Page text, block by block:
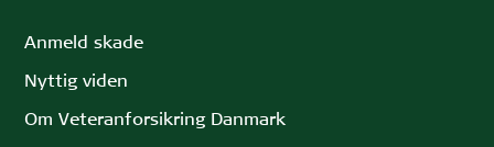
Anmeld skade
Nyttig viden
Om Veteranforsikring Danmark